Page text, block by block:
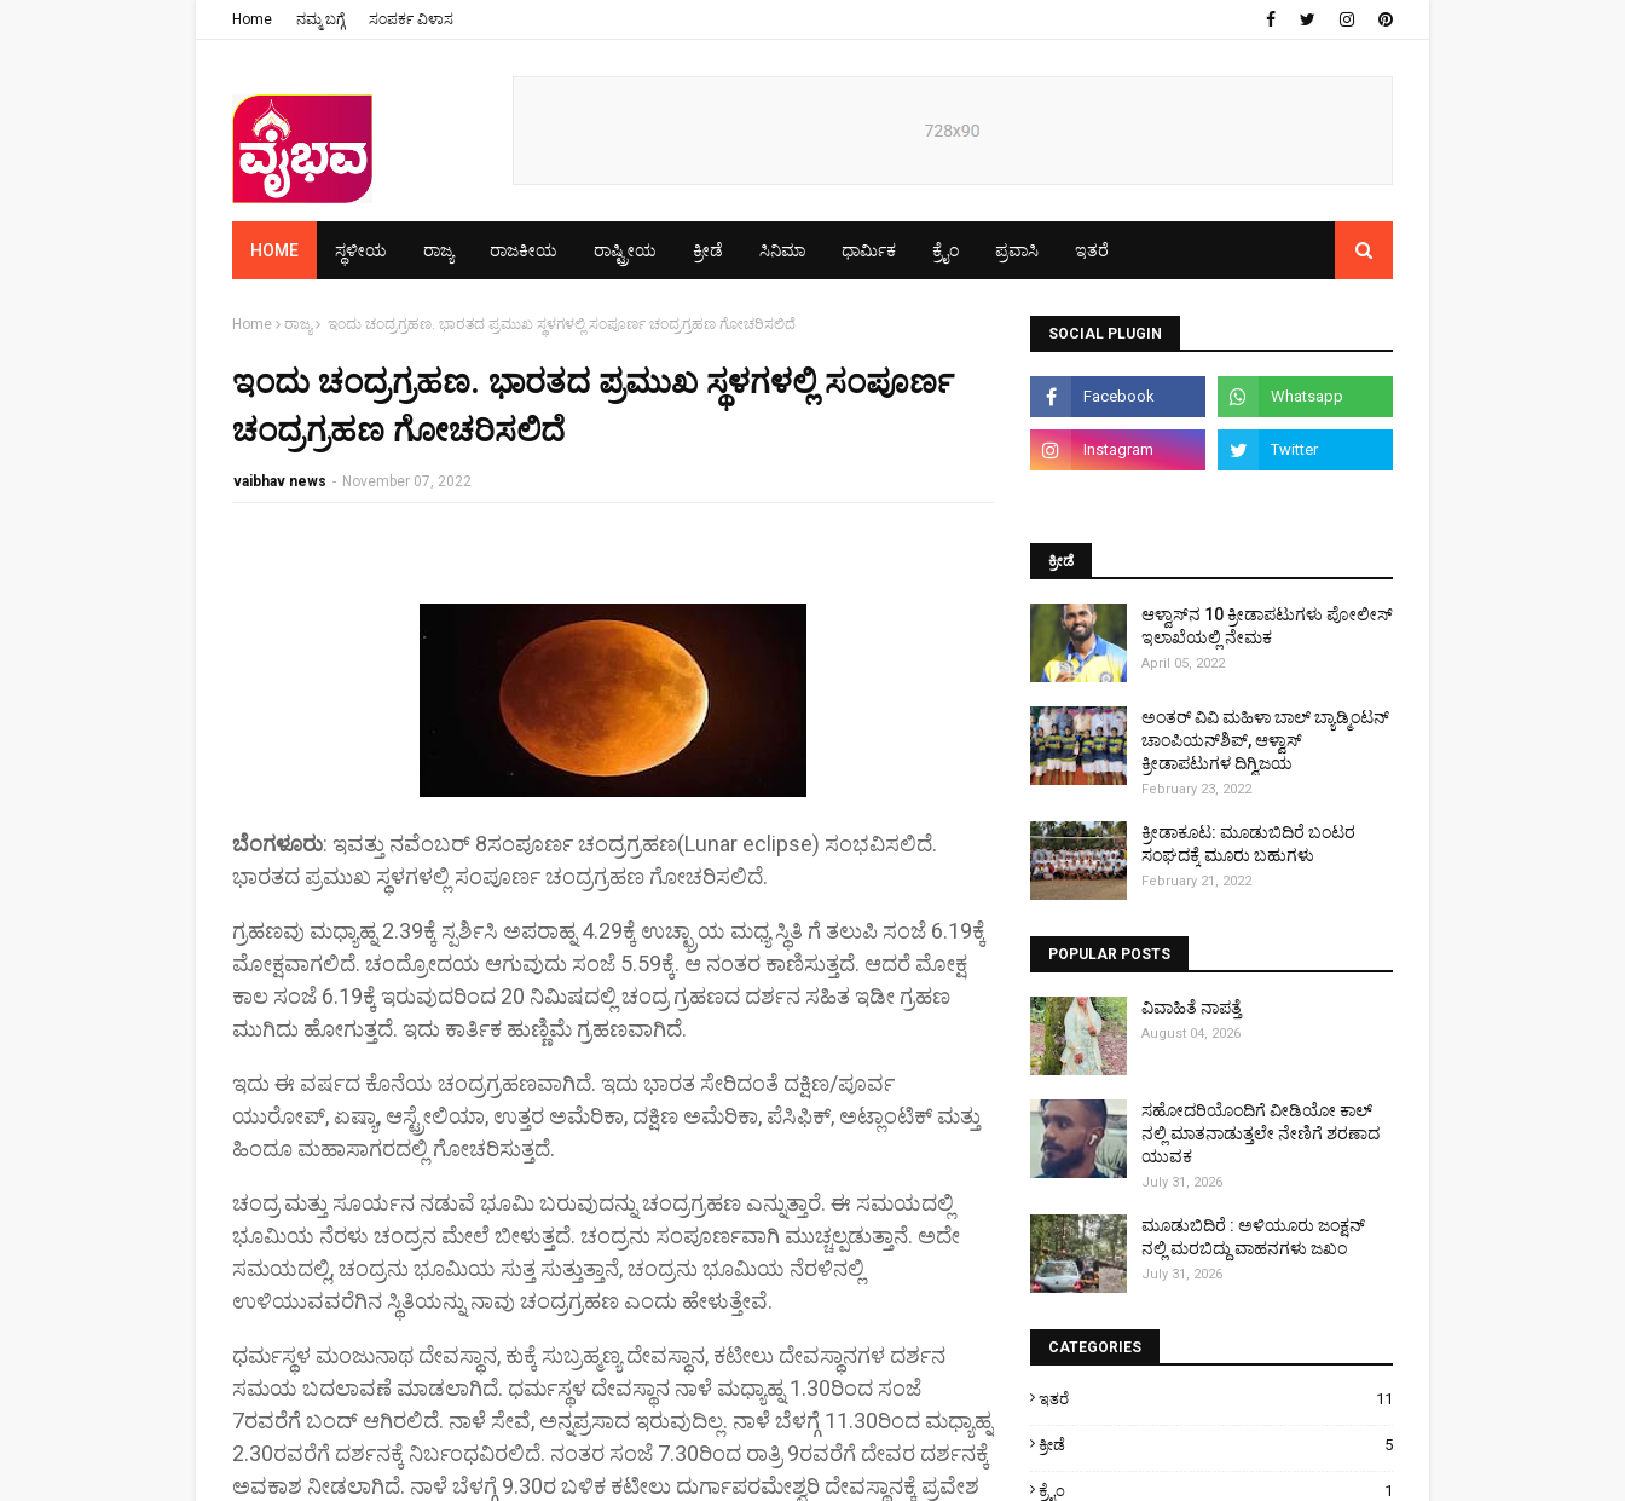
Home ನಮ್ಮ ಬಗ್ಗೆ ಸಂಪರ್ಕ ವಿಳಾಸ
HOME ಸ್ಥಳೀಯ ರಾಜ್ಯ ರಾಜಕೀಯ ರಾಷ್ಟ್ರೀಯ ಕ್ರೀಡೆ ಸಿನಿಮಾ ಧಾರ್ಮಿಕ ಕ್ರೈಂ ಪ್ರವಾಸಿ ಇತರೆ
Home ರಾಜ್ಯ ಇಂದು ಚಂದ್ರಗ್ರಹಣ. ಭಾರತದ ಪ್ರಮುಖ ಸ್ಥಳಗಳಲ್ಲಿ ಸಂಪೂರ್ಣ ಚಂದ್ರಗ್ರಹಣ ಗೋಚರಿಸಲಿದೆ
ಇಂದು ಚಂದ್ರಗ್ರಹಣ. ಭಾರತದ ಪ್ರಮುಖ ಸ್ಥಳಗಳಲ್ಲಿ ಸಂಪೂರ್ಣ
ಚಂದ್ರಗ್ರಹಣ ಗೋಚರಿಸಲಿದೆ
vaibhav news - November 07, 2022
ಬೆಂಗಳೂರು: ಇವತ್ತು ನವೆಂಬರ್ 8ಸಂಪೂರ್ಣ ಚಂದ್ರಗ್ರಹಣ(Lunar eclipse) ಸಂಭವಿಸಲಿದೆ.
ಭಾರತದ ಪ್ರಮುಖ ಸ್ಥಳಗಳಲ್ಲಿ ಸಂಪೂರ್ಣ ಚಂದ್ರಗ್ರಹಣ ಗೋಚರಿಸಲಿದೆ.
ಗ್ರಹಣವು ಮಧ್ಯಾಹ್ನ 2.39ಕ್ಕೆ ಸ್ಪರ್ಶಿಸಿ ಅಪರಾಹ್ನ 4.29ಕ್ಕೆ ಉಚ್ಛ್ರಾಯ ಮಧ್ಯ ಸ್ಥಿತಿ ಗೆ ತಲುಪಿ ಸಂಜೆ 6.19ಕ್ಕೆ
ಮೋಕ್ಷವಾಗಲಿದೆ. ಚಂದ್ರೋದಯ ಆಗುವುದು ಸಂಜೆ 5.59ಕ್ಕೆ. ಆ ನಂತರ ಕಾಣಿಸುತ್ತದೆ. ಆದರೆ ಮೋಕ್ಷ
ಕಾಲ ಸಂಜೆ 6.19ಕ್ಕೆ ಇರುವುದರಿಂದ 20 ನಿಮಿಷದಲ್ಲಿ ಚಂದ್ರ ಗ್ರಹಣದ ದರ್ಶನ ಸಹಿತ ಇಡೀ ಗ್ರಹಣ
ಮುಗಿದು ಹೋಗುತ್ತದೆ. ಇದು ಕಾರ್ತಿಕ ಹುಣ್ಣಿಮೆ ಗ್ರಹಣವಾಗಿದೆ.
ಇದು ಈ ವರ್ಷದ ಕೊನೆಯ ಚಂದ್ರಗ್ರಹಣವಾಗಿದೆ. ಇದು ಭಾರತ ಸೇರಿದಂತೆ ದಕ್ಷಿಣ/ಪೂರ್ವ
ಯುರೋಪ್, ಏಷ್ಯಾ, ಆಸ್ಟ್ರೇಲಿಯಾ, ಉತ್ತರ ಅಮೆರಿಕಾ, ದಕ್ಷಿಣ ಅಮೆರಿಕಾ, ಪೆಸಿಫಿಕ್, ಅಟ್ಲಾಂಟಿಕ್ ಮತ್ತು
ಹಿಂದೂ ಮಹಾಸಾಗರದಲ್ಲಿ ಗೋಚರಿಸುತ್ತದೆ.
ಚಂದ್ರ ಮತ್ತು ಸೂರ್ಯನ ನಡುವೆ ಭೂಮಿ ಬರುವುದನ್ನು ಚಂದ್ರಗ್ರಹಣ ಎನ್ನುತ್ತಾರೆ. ಈ ಸಮಯದಲ್ಲಿ
ಭೂಮಿಯ ನೆರಳು ಚಂದ್ರನ ಮೇಲೆ ಬೀಳುತ್ತದೆ. ಚಂದ್ರನು ಸಂಪೂರ್ಣವಾಗಿ ಮುಚ್ಚಲ್ಪಡುತ್ತಾನೆ. ಅದೇ
ಸಮಯದಲ್ಲಿ, ಚಂದ್ರನು ಭೂಮಿಯ ಸುತ್ತ ಸುತ್ತುತ್ತಾನೆ, ಚಂದ್ರನು ಭೂಮಿಯ ನೆರಳಿನಲ್ಲಿ
ಉಳಿಯುವವರೆಗಿನ ಸ್ಥಿತಿಯನ್ನು ನಾವು ಚಂದ್ರಗ್ರಹಣ ಎಂದು ಹೇಳುತ್ತೇವೆ.
ಧರ್ಮಸ್ಥಳ ಮಂಜುನಾಥ ದೇವಸ್ಥಾನ, ಕುಕ್ಕೆ ಸುಬ್ರಹ್ಮಣ್ಯ ದೇವಸ್ಥಾನ, ಕಟೀಲು ದೇವಸ್ಥಾನಗಳ ದರ್ಶನ
ಸಮಯ ಬದಲಾವಣೆ ಮಾಡಲಾಗಿದೆ. ಧರ್ಮಸ್ಥಳ ದೇವಸ್ಥಾನ ನಾಳೆ ಮಧ್ಯಾಹ್ನ 1.30ರಿಂದ ಸಂಜೆ
7ರವರೆಗೆ ಬಂದ್ ಆಗಿರಲಿದೆ. ನಾಳೆ ಸೇವೆ, ಅನ್ನಪ್ರಸಾದ ಇರುವುದಿಲ್ಲ. ನಾಳೆ ಬೆಳಗ್ಗೆ 11.30ರಿಂದ ಮಧ್ಯಾಹ್ನ
2.30ರವರೆಗೆ ದರ್ಶನಕ್ಕೆ ನಿರ್ಬಂಧವಿರಲಿದೆ. ನಂತರ ಸಂಜೆ 7.30ರಿಂದ ರಾತ್ರಿ 9ರವರೆಗೆ ದೇವರ ದರ್ಶನಕ್ಕೆ
ಅವಕಾಶ ನೀಡಲಾಗಿದೆ. ನಾಳೆ ಬೆಳಗ್ಗೆ 9.30ರ ಬಳಿಕ ಕಟೀಲು ದುರ್ಗಾಪರಮೇಶ್ವರಿ ದೇವಸ್ಥಾನಕ್ಕೆ ಪ್ರವೇಶ
SOCIAL PLUGIN
ಕ್ರೀಡೆ
ಆಳ್ವಾಸ್‌ನ 10 ಕ್ರೀಡಾಪಟುಗಳು ಪೋಲೀಸ್
ಇಲಾಖೆಯಲ್ಲಿ ನೇಮಕ
April 05, 2022
ಅಂತರ್ ವಿವಿ ಮಹಿಳಾ ಬಾಲ್ ಬ್ಯಾಡ್ಮಿಂಟನ್
ಚಾಂಪಿಯನ್‌ಶಿಪ್, ಆಳ್ವಾಸ್
ಕ್ರೀಡಾಪಟುಗಳ ದಿಗ್ವಿಜಯ
February 23, 2022
ಕ್ರೀಡಾಕೂಟ: ಮೂಡುಬಿದಿರೆ ಬಂಟರ
ಸಂಘದಕ್ಕೆ ಮೂರು ಬಹುಗಳು
February 21, 2022
POPULAR POSTS
ವಿವಾಹಿತೆ ನಾಪತ್ತೆ
August 04, 2026
ಸಹೋದರಿಯೊಂದಿಗೆ ವೀಡಿಯೋ ಕಾಲ್
ನಲ್ಲಿ ಮಾತನಾಡುತ್ತಲೇ ನೇಣಿಗೆ ಶರಣಾದ
ಯುವಕ
July 31, 2026
ಮೂಡುಬಿದಿರೆ : ಅಳಿಯೂರು ಜಂಕ್ಷನ್
ನಲ್ಲಿ ಮರಬಿದ್ದು ವಾಹನಗಳು ಜಖಂ
July 31, 2026
CATEGORIES
ಇತರೆ 11
ಕ್ರೀಡೆ 5
ಕ್ರೈಂ 1